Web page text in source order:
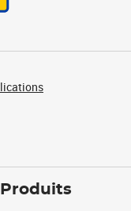
Produits